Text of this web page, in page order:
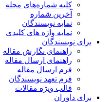
کلیه شماره‌های مجله
آخرین شماره
نمایه نویسندگان
نمایه واژه های کلیدی
برای نویسندگان
راهنمای نگارش مقاله
راهنمای ارسال مقاله
فرم ارسال مقاله
فرم تعهد نویسندگان
قالب ویژه مقالات
برای داوران